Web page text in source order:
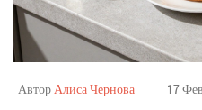
АвторАлиса Чернова 17